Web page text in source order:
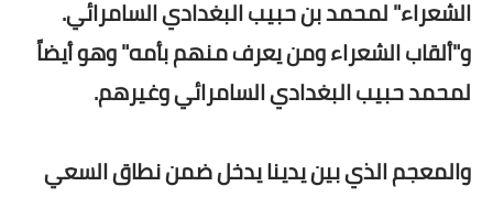
الشعراء" لمحمد بن حبيب البغدادي السامرائي.
و"ألقاب الشعراء ومن يعرف منهم بأمه" وهو أيضاً
لمحمد حبيب البغدادي السامرائي وغيرهم.
والمعجم الذي بين يدينا يدخل ضمن نطاق السعي